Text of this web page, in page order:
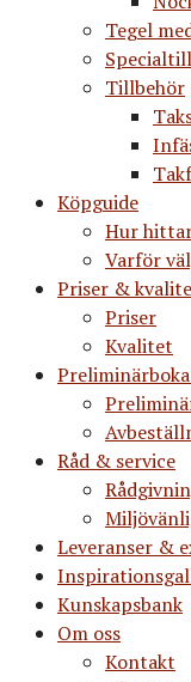
Tegel
Tillbehör
Köpguide
Hur
Varför
Priser &
Priser
Kvalitet
Råd & service
Leveranser &
Kunskapsbank
Om oss
Kontakt